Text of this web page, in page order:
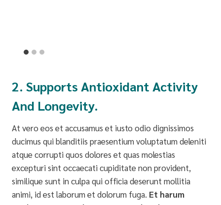
2. Supports Antioxidant Activity
And Longevity.
At vero eos et accusamus et iusto odio dignissimos
ducimus qui blanditiis praesentium voluptatum deleniti
atque corrupti quos dolores et quas molestias
excepturi sint occaecati cupiditate non provident,
similique sunt in culpa qui officia deserunt mollitia
animi, id est laborum et dolorum fuga. Et harum